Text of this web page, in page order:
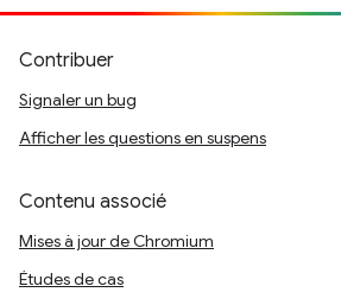
Contribuer
Signaler un bug
Afficher les questions en suspens
Contenu associé
Mises à jour de Chromium
Études de cas